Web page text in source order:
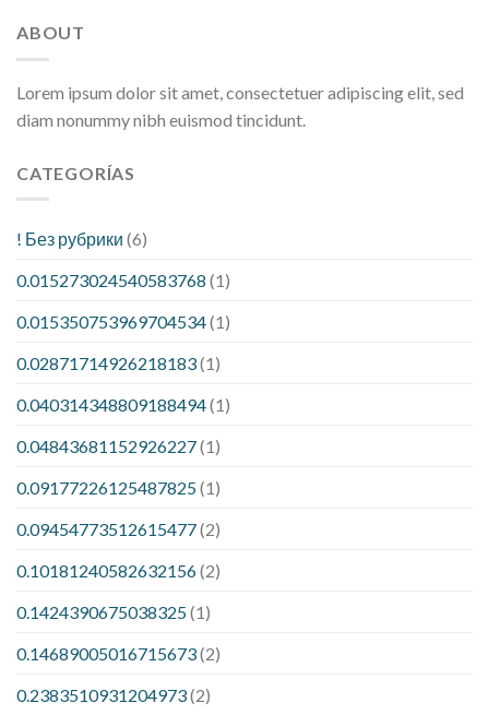
ABOUT
Lorem ipsum dolor sit amet, consectetuer adipiscing elit, sed
diam nonummy nibh euismod tincidunt.
CATEGORÍAS
! Без рубрики (6)
0.015273024540583768 (1)
0.015350753969704534(1)
0.02871714926218183(1)
0.040314348809188494(1)
0.04843681152926227(1)
0.09177226125487825(1)
0.09454773512615477(2)
0.10181240582632156(2)
0.1424390675038325(1)
0.14689005016715673(2)
0.2383510931204973(2)